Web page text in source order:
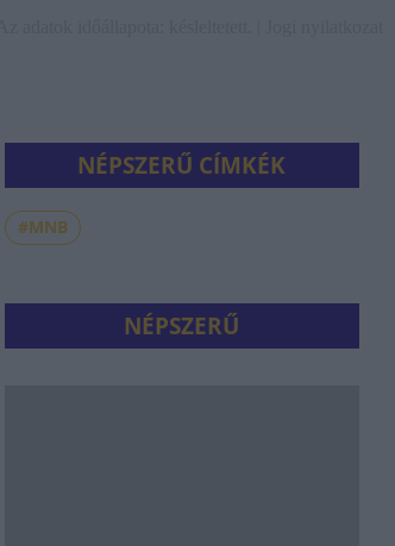
NÉPSZERŰ CÍMKÉK
#MNB
NÉPSZERŰ